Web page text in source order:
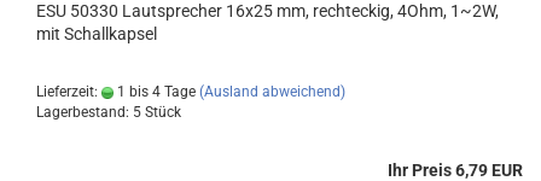
ESU 50330 Lautsprecher 16x25 mm, rechteckig, 4Ohm, 1~2W,
mit Schallkapsel
Lieferzeit: 1 bis 4 Tage (Ausland abweichend)
Lagerbestand: 5 Stück
Ihr Preis 6,79 EUR